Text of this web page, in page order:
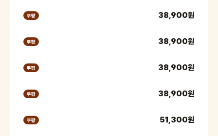
쿠팡 38,900원
쿠팡 38,900원
쿠팡 38,900원
쿠팡 38,900원
쿠팡 51,300원